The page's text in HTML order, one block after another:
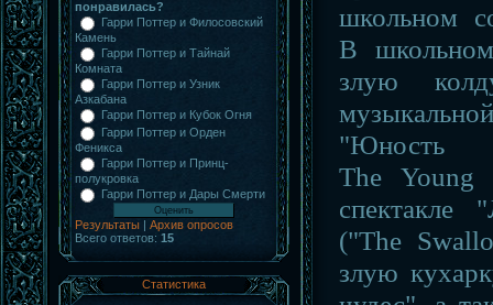
понравилась?
Гарри Поттер и Филосовский
Камень
Гарри Поттер и Тайнай
Комната
Гарри Поттер и Узник
Азкабана
Гарри Поттер и Кубок Огня
Гарри Поттер и Орден
Феникса
Гарри Поттер и Принц-
полукровка
Гарри Поттер и Дары Смерти
Результаты | Архив опросов
Всего ответов: 15
Статистика
школьном
В
злую
"Юность
The
Young
спектакле
("The
злую